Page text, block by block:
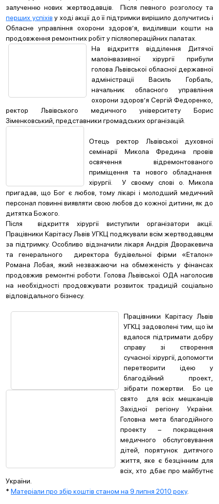
залученню нових жертводавців. Після певного розголосу та
перших успіхів у ході акції до її підтримки вирішило долучитись і
Обласне управління охорони здоров’я, виділивши кошти на
продовження ремонтних робіт у післяопераційних палатах.
На відкриття відділення Дитячої
малоінвазивної хірургії прибули
голова Львівської обласної державної
адміністрації Василь Горбаль,
начальник обласного управління
охорони здоров’я Сергій Федоренко,
ректор Львівського медичного університету Борис
Зіменковський, представники громадських організацій.
Отець ректор Львівської духовної
семінарії Микола Фредина провів
освячення відремонтованого
приміщення та нового обладнання
хірургії. У своєму слові о. Микола
пригадав, що Бог є любов, тому лікарі і молодший медичний
персонал повинні виявляти свою любов до кожної дитини, як до
дитятка Божого.
Після відкриття хірургії виступили організатори акції.
Працівники Карітасу Львів УГКЦ подякували всім жертводавцям
за підтримку. Особливо відзначили лікаря Андрія Дворакевича
та генерального директора будівельної фірми «Еталон»
Романа Лобая, який незважаючи на обмеженість у фінансах
продовжив ремонтні роботи. Голова Львівської ОДА наголосив
на необхідності продовжувати розвиток традицій соціально
відповідального бізнесу.
Працівники Карітасу Львів
УГКЦ задоволені тим, що їм
вдалося підтримати добру
справу зі створення
сучасної хірургії, допомогти
перетворити ідею у
благодійний проект,
зібрати пожертви. Бо це
свято для всіх мешканців
Західної регіону України.
Головна мета благодійного
проекту – покращення
медичного обслуговування
дітей, порятунок дитячого
життя, яке є безцінним для
всіх, хто дбає про майбутнє
України.
* Матеріали про збір коштів станом на 9 липня 2010 року.